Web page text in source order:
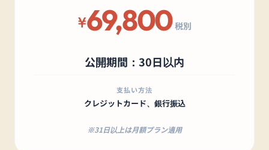
¥69,800 税別
公開期間：30日以内
支払い方法
クレジットカード、銀行振込
※31日以上は月額プラン適用